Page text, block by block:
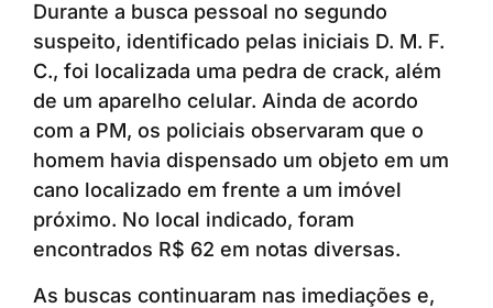
Durante a busca pessoal no segundo
suspeito, identificado pelas iniciais D. M. F.
C., foi localizada uma pedra de crack, além
de um aparelho celular. Ainda de acordo
com a PM, os policiais observaram que o
homem havia dispensado um objeto em um
cano localizado em frente a um imóvel
próximo. No local indicado, foram
encontrados R$ 62 em notas diversas.
As buscas continuaram nas imediações e,